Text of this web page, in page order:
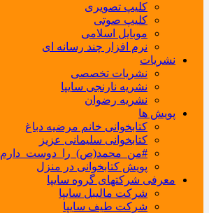
کلیپ تصویری
کلیپ صوتی
موبایل اسلامی
نرم افزار چند رسانه ای
نشریات
نشریات تخصصی
نشریه نارنجی سایپا
نشریه رضوان
پویش ها
کتابخوانی خانم مرضیه دباغ
کتابخوانی سلیمانی عزیز
#من_محمد(ص)_را_دوست_دارم
پویش کتابخوانی در منزل
معرفی شرکتهای گروه سایپا
شرکت مالیبل سایپا
شرکت طیف سایپا